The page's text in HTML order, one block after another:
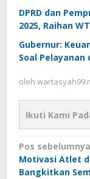
DPRD dan
2025, Raihan
Gubernur:
Soal Pelayanan
oleh
Ikuti Kami
Navigasi
pos
Pos sebelumnya
Motivasi Atlet
Bangkitkan